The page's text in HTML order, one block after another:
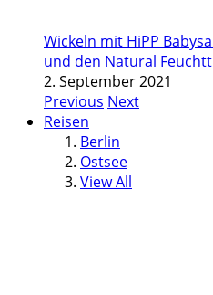
Wickeln mit HiPP
und den Natural
2. September 2021
Previous Next
Reisen
Berlin
Ostsee
View All